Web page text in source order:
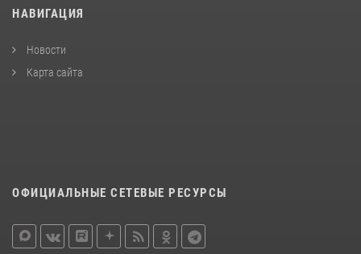
НАВИГАЦИЯ
Новости
Карта сайта
ОФИЦИАЛЬНЫЕ СЕТЕВЫЕ РЕСУРСЫ